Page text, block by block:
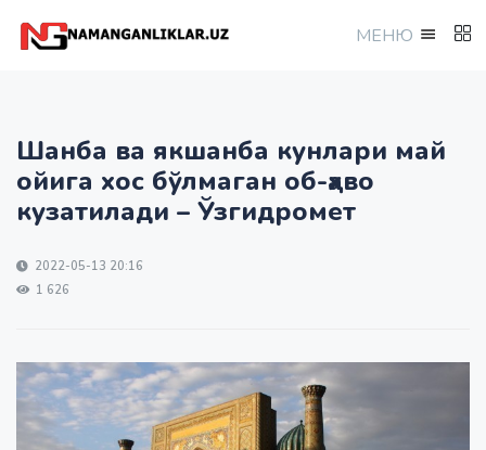
МEНЮ
Шанба ва якшанба кунлари май
ойига хос бўлмаган об-ҳаво
кузатилади – Ўзгидромет
2022-05-13 20:16
1 626